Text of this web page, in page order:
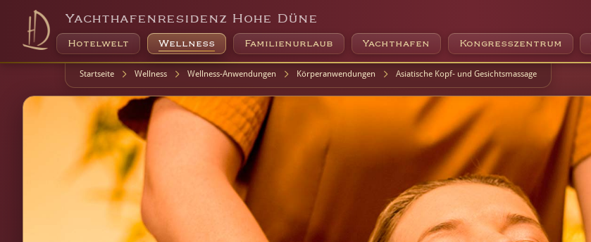
Yachthafenresidenz Hohe Düne
Hotelwelt Wellness Familienurlaub Yachthafen Kongresszentrum
Startseite Wellness Wellness-Anwendungen Körperanwendungen Asiatische Kopf- und Gesichtsmassage